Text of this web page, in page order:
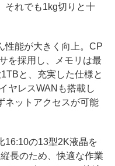
それでも1kg切りと十
能が大きく向上。CP
を採用し、メモリは最
と、充実した仕様と
ヤレスWANも搭載し
ネットアクセスが可能
の13型2K液晶を
長のため、快適な作業